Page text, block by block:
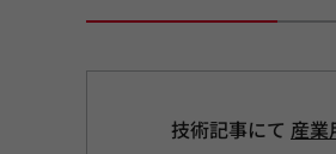
技術記事にて 産業